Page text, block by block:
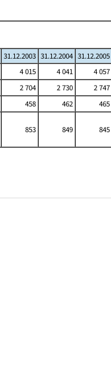
31.12.2003 31.12.2004 31.12.2005
4 015 4 041
4 057
2 704 2 730
2 747
458 462
465
853 849 845